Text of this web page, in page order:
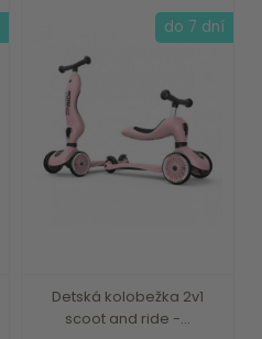
Detská kolobežka 2v1
scoot and ride -...
do 7 dní